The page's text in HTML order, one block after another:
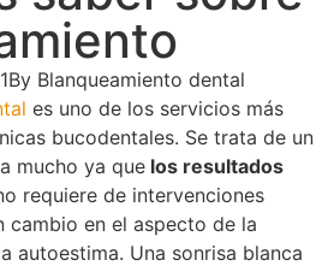
By Blanqueamiento dental
es uno de los servicios más
bucodentales. Se trata de un
mucho ya que los resultados
requiere de intervenciones
cambio en el aspecto de la
autoestima. Una sonrisa blanca